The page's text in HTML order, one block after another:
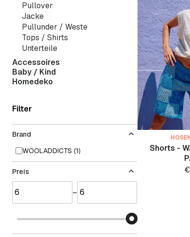
Pullover
Jacke
Pullunder / Weste
Tops / Shirts
Unterteile
Accessoires
Baby / Kind
Homedeko
Filter
Brand
WOOLADDICTS (1)
Preis
–
Shorts -
€